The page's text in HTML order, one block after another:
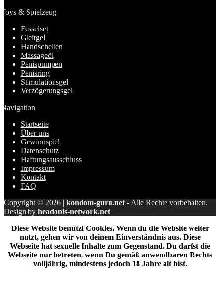
Toys & Spielzeug
Fesselset
Gleitgel
Handschellen
Massageöl
Penispumpen
Penisring
Stimulationsgel
Verzögerungsgel
Navigation
Startseite
Über uns
Gewinnspiel
Datenschutz
Haftungsausschluss
Impressum
Kontakt
FAQ
Copyright © 2026 | kondom-guru.net - Alle Rechte vorbehalten.
Design by headonis-network.net
Diese Website benutzt Cookies. Wenn du die Website weiter
nutzt, gehen wir von deinem Einverständnis aus. Diese
Webseite hat sexuelle Inhalte zum Gegenstand. Du darfst die
Webseite nur betreten, wenn Du gemäß anwendbaren Rechts
volljährig, mindestens jedoch 18 Jahre alt bist.